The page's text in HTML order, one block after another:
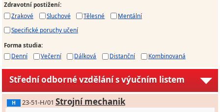
Zdravotní postižení:
Zrakové
Sluchové Tělesné
Mentální
Specifické poruchy učení
Forma studia:
Denní
Večerní Dálková Distanční Kombinovaná
Střední odborné vzdělání s výučním listem
H 23-51-H/01 Strojní mechanik